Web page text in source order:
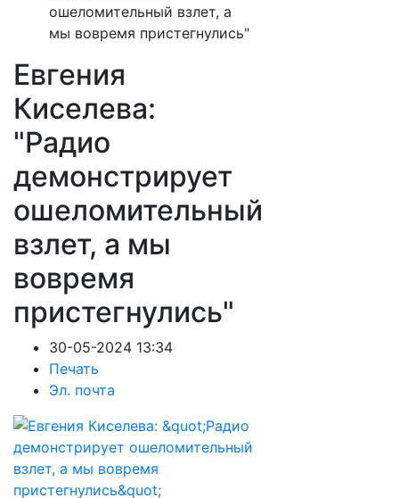
ошеломительный взлет, а
мы вовремя пристегнулись"
Евгения
Киселева:
"Радио
демонстрирует
ошеломительный
взлет, а мы
вовремя
пристегнулись"
30-05-2024 13:34
Печать
Эл. почта